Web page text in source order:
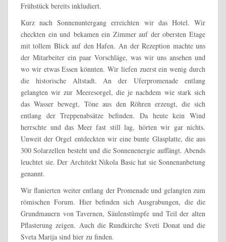
Frühstück bereits inkludiert.
Kurz nach Sonnenuntergang erreichten wir das Hotel. Wir
checkten ein und bekamen ein Zimmer auf der obersten Etage
mit tollem Blick auf den Hafen. An der Rezeption machte uns
der Mitarbeiter ein paar Vorschläge, was wir uns ansehen und
wo wir etwas Essen könnten. Wir liefen zuerst ein wenig durch
die historische Altstadt. An der Uferpromenade entlang
gelangten wir zur Meeresorgel, die je nachdem wie stark sich
das Wasser bewegt, Töne aus den Röhren erzeugt, die sich
entlang der Treppenabsätze befinden. Da heute kein Wind
herrschte und das Meer fast still lag, hörten wir gar nichts.
Unweit der Orgel entdeckten wir eine bunte Glasplatte, die aus
300 Solarzellen besteht und die Sonnenenergie auffängt. Abends
leuchtet sie. Der Architekt Nikola Basic hat sie Sonnenanbetung
genannt.
Wir flanierten weiter entlang der Promenade und gelangten zum
römischen Forum. Hier befinden sich Ausgrabungen, die die
Grundmauern von Tavernen, Säulenstümpfe und Teil der alten
Pflasterung zeigen. Auch die Rundkirche Sveti Donat und die
Sveta Marija sind hier zu finden.